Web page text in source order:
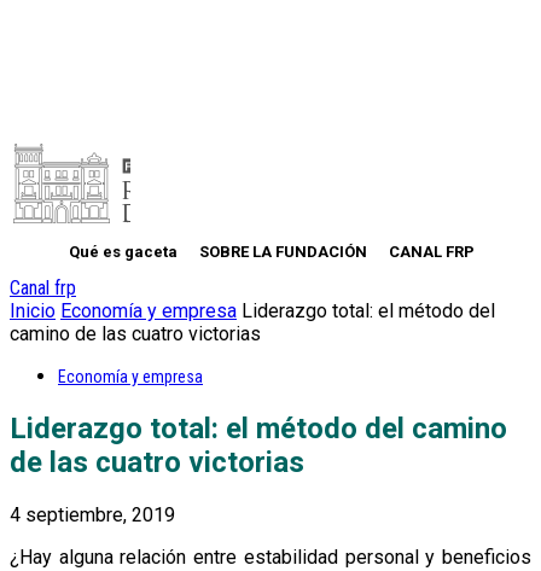
Qué es gaceta SOBRE LA FUNDACIÓN CANAL FRP
Canal frp
Inicio Economía y empresa Liderazgo total: el método del
camino de las cuatro victorias
Economía y empresa
Liderazgo total: el método del camino
de las cuatro victorias
4 septiembre, 2019
¿Hay alguna relación entre estabilidad personal y beneficios